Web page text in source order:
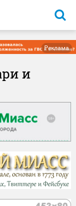
Реклама
и